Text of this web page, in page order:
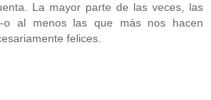
La mayor parte de las veces, las
-o al menos las que más nos hacen
felices.